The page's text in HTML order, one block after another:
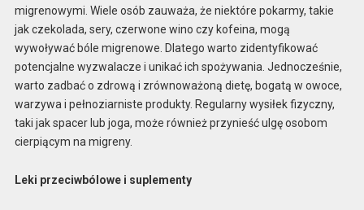
migrenowymi. Wiele osób zauważa, że niektóre pokarmy, takie
jak czekolada, sery, czerwone wino czy kofeina, mogą
wywoływać bóle migrenowe. Dlatego warto zidentyfikować
potencjalne wyzwalacze i unikać ich spożywania. Jednocześnie,
warto zadbać o zdrową i zrównoważoną dietę, bogatą w owoce,
warzywa i pełnoziarniste produkty. Regularny wysiłek fizyczny,
taki jak spacer lub joga, może również przynieść ulgę osobom
cierpiącym na migreny.
Leki przeciwbólowe i suplementy